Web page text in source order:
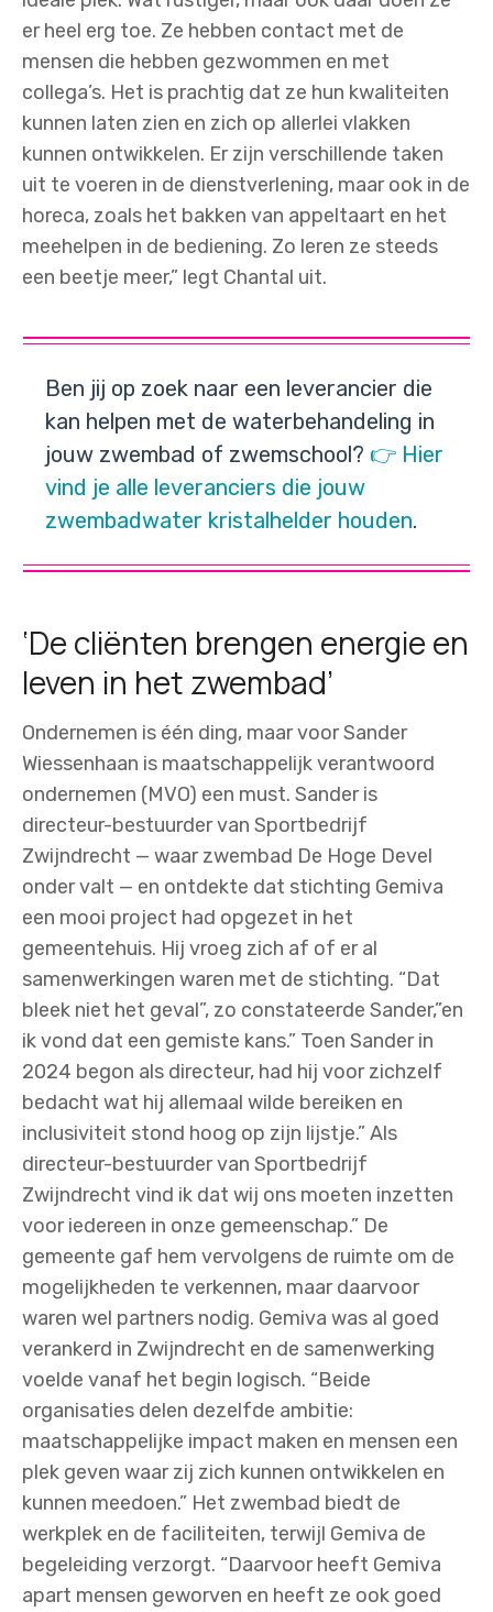
er heel erg toe. Ze hebben contact met de
mensen die hebben gezwommen en met
collega’s. Het is prachtig dat ze hun kwaliteiten
kunnen laten zien en zich op allerlei vlakken
kunnen ontwikkelen. Er zijn verschillende taken
uit te voeren in de dienstverlening, maar ook in de
horeca, zoals het bakken van appeltaart en het
meehelpen in de bediening. Zo leren ze steeds
een beetje meer,” legt Chantal uit.
Ben jij op zoek naar een leverancier die
kan helpen met de waterbehandeling in
jouw zwembad of zwemschool? 👉 Hier
vind je alle leveranciers die jouw
zwembadwater kristalhelder houden.
‘De cliënten brengen energie en
leven in het zwembad’
Ondernemen is één ding, maar voor Sander
Wiessenhaan is maatschappelijk verantwoord
ondernemen (MVO) een must. Sander is
directeur-bestuurder van Sportbedrijf
Zwijndrecht — waar zwembad De Hoge Devel
onder valt — en ontdekte dat stichting Gemiva
een mooi project had opgezet in het
gemeentehuis. Hij vroeg zich af of er al
samenwerkingen waren met de stichting. “Dat
bleek niet het geval”, zo constateerde Sander,”en
ik vond dat een gemiste kans.” Toen Sander in
2024 begon als directeur, had hij voor zichzelf
bedacht wat hij allemaal wilde bereiken en
inclusiviteit stond hoog op zijn lijstje.” Als
directeur-bestuurder van Sportbedrijf
Zwijndrecht vind ik dat wij ons moeten inzetten
voor iedereen in onze gemeenschap.” De
gemeente gaf hem vervolgens de ruimte om de
mogelijkheden te verkennen, maar daarvoor
waren wel partners nodig. Gemiva was al goed
verankerd in Zwijndrecht en de samenwerking
voelde vanaf het begin logisch. “Beide
organisaties delen dezelfde ambitie:
maatschappelijke impact maken en mensen een
plek geven waar zij zich kunnen ontwikkelen en
kunnen meedoen.” Het zwembad biedt de
werkplek en de faciliteiten, terwijl Gemiva de
begeleiding verzorgt. “Daarvoor heeft Gemiva
apart mensen geworven en heeft ze ook goed